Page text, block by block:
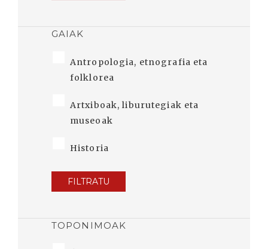
GAIAK
Antropologia, etnografia eta
folklorea
Artxiboak, liburutegiak eta
museoak
Historia
FILTRATU
TOPONIMOAK